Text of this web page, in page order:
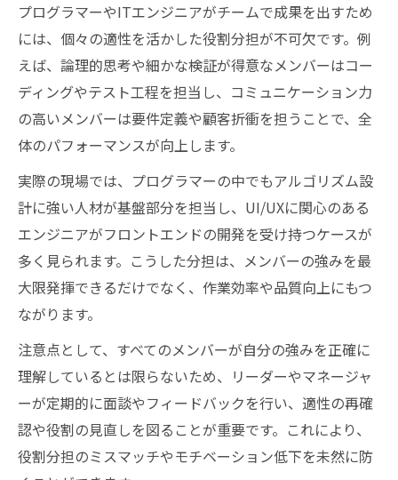
プログラマーやITエンジニアがチームで成果を出すため
には、個々の適性を活かした役割分担が不可欠です。例
えば、論理的思考や細かな検証が得意なメンバーはコー
ディングやテスト工程を担当し、コミュニケーション力
の高いメンバーは要件定義や顧客折衝を担うことで、全
体のパフォーマンスが向上します。
実際の現場では、プログラマーの中でもアルゴリズム設
計に強い人材が基盤部分を担当し、UI/UXに関心のある
エンジニアがフロントエンドの開発を受け持つケースが
多く見られます。こうした分担は、メンバーの強みを最
大限発揮できるだけでなく、作業効率や品質向上にもつ
ながります。
注意点として、すべてのメンバーが自分の強みを正確に
理解しているとは限らないため、リーダーやマネージャ
ーが定期的に面談やフィードバックを行い、適性の再確
認や役割の見直しを図ることが重要です。これにより、
役割分担のミスマッチやモチベーション低下を未然に防